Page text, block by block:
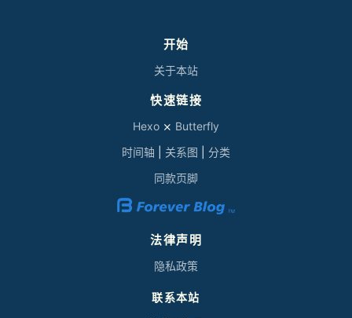
开始
关于本站
快速链接
Hexo ⨯ Butterfly
时间轴
关系图
分类
同款页脚
法律声明
隐私政策
联系本站